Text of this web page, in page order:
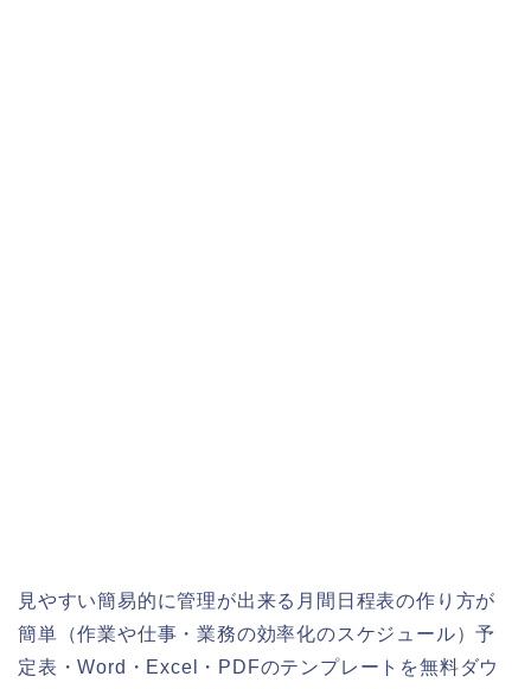
見やすい簡易的に管理が出来る月間日程表の作り方が
簡単（作業や仕事・業務の効率化のスケジュール）予
定表・Word・Excel・PDFのテンプレートを無料ダウ